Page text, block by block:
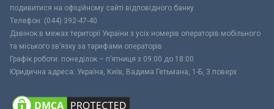
подивитися на офіційному сайті відповідного банку.
Телефон: (044) 392-47-40
Дзвінок в межах території України з усіх номерів операторів мобільного
та міського зв’язку за тарифами операторів
Графік роботи: понеділок – п’ятниця з 09:00 до 18:00
Юридична адреса: Україна, Київ, Вадима Гетьмана, 1-Б, 3 поверх